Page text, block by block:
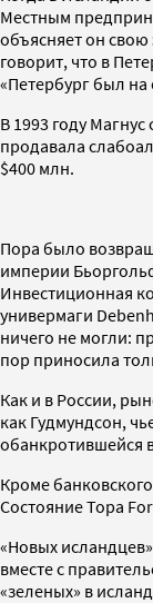
Местным
объясняет он свою
говорит, что в
«Петербург был на
В 1993 году
продавала
$400 млн.
Пора было
империи
Инвестиционная
универмаги
ничего не могли:
пор приносила
Как и в России,
как Гудмундсон,
обанкротившейся
Кроме
Состояние Тора
«Новых
вместе с
«зеленых» в